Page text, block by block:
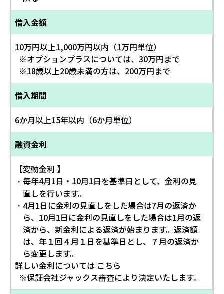
借入金額
10万円以上1,000万円以内（1万円単位）
※オプションプラスについては、30万円まで
※18歳以上20歳未満の方は、200万円まで
借入期間
6か月以上15年以内（6か月単位）
融資金利
【変動金利 】
・ 毎年4月1日・10月1日を基準日として、金利の見
直しを行います。
・ 4月1日に金利の見直しをした場合は7月の返済か
ら、10月1日に金利の見直しをした場合は1月の返
済から、新金利による返済が始まります。返済額
は、年１回４月１日を基準日とし、７月の返済か
ら変更します。
詳しい金利については こちら
※保証会社ジャックス審査により決定いたします。